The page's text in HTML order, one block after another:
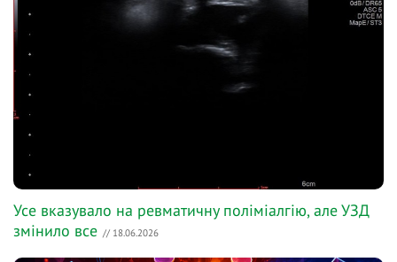
Усе вказувало на ревматичну поліміалгію, але УЗД
змінило все // 18.06.2026